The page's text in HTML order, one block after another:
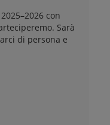
con
Sarà
di persona e